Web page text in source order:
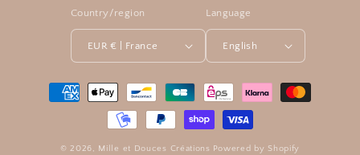
Country/region
EUR € | France
Language
English
Payment
methods
© 2026, Mille et Douces Créations Powered by Shopify